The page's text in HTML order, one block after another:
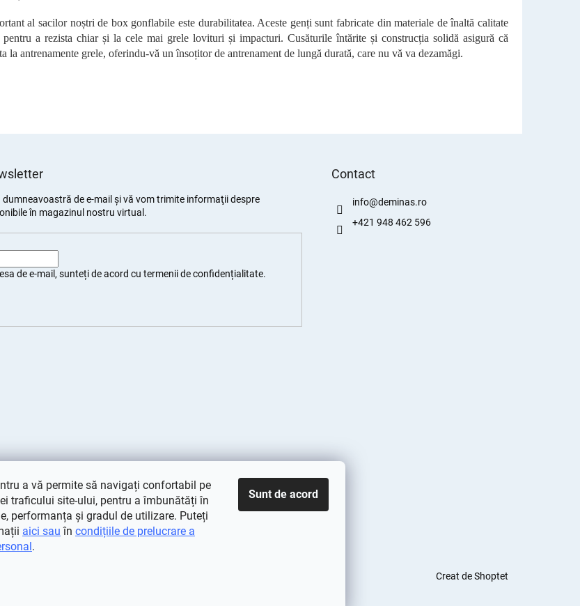
a vă permite să navigați confortabil pe
traficului site-ului, pentru a îmbunătăți în
performanța și gradul de utilizare. Puteți
aici sau în condițiile de prelucrare a
.
Sunt de acord
l
l
i
al sacilor noștri de box gonflabile este durabilitatea. Aceste genți sunt fabricate din materiale de înaltă calitate
pentru a rezista chiar și la cele mai grele lovituri și impacturi. Cusăturile întărite și construcția solidă asigură că
la antrenamente grele, oferindu-vă un însoțitor de antrenament de lungă durată, care nu vă va dezamăgi.
de e-mail şi vă vom trimite informaţii despre
în magazinul nostru virtual.
de e-mail, sunteți deacord cu termenii de confidențialitate.
Contact
info@deminas.ro
+421 948 462 596
Creat de Shoptet